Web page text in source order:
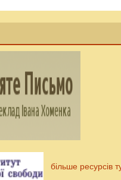
більше ресурсів